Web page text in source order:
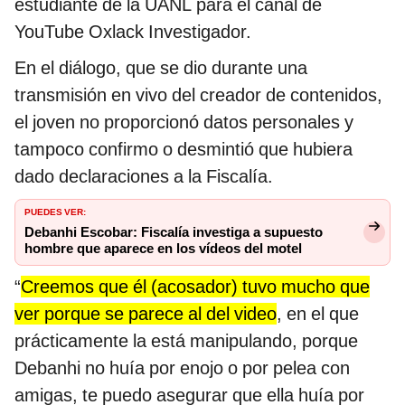
YouTube Oxlack Investigador.
En el diálogo, que se dio durante una
transmisión en vivo del creador de contenidos,
el joven no proporcionó datos personales y
tampoco confirmo o desmintió que hubiera
dado declaraciones a la Fiscalía.
PUEDES VER:
Debanhi Escobar: Fiscalía investiga a supuesto
hombre que aparece en los vídeos del motel
“Creemos que él (acosador) tuvo mucho que
ver porque se parece al del video, en el que
prácticamente la está manipulando, porque
Debanhi no huía por enojo o por pelea con
amigas, te puedo asegurar que ella huía por